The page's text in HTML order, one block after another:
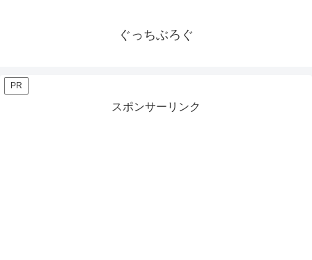
ぐっちぶろぐ
PR
スポンサーリンク